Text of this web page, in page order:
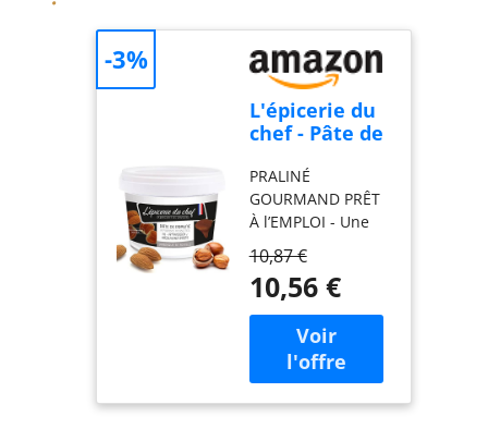
L'épicerie du
chef - Pâte de
Amandes
Noisettes 200
g
PRALINÉ
GOURMAND PRÊT
À l’EMPLOI - Une
amandes noisettes
goûteuse et
onctueuse pour
vos pâtisseries.
Spécialité des
grands chefs
pâtissiers, le
10,87 €
10,56 €
-3%